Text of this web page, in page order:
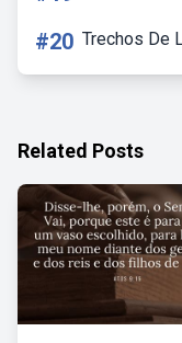
#20 Trechos De
Related Posts